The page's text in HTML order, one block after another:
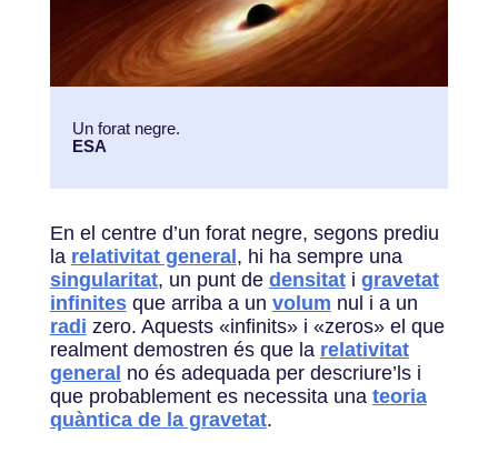
Un forat negre.
ESA
En el centre d’un forat negre, segons prediu
la relativitat general, hi ha sempre una
singularitat, un punt de densitati gravetat
infinitesque arriba a un volum nul i a un
radi zero. Aquests «infinits» i «zeros» el que
realment demostren és que la relativitat
general no és adequada per descriure’ls i
que probablement es necessita una teoria
quàntica de la gravetat.